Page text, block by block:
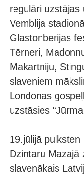
regulāri uzstājas
Vemblija
Glastonberijas
Tērneri,
Makartniju,
slaveniem
Londonas
uzstāsies
19.jūlijā
Dzintaru Mazajā
slavenākais